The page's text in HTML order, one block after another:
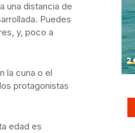
una distancia de
Puedes
y, poco a
la cuna o el
protagonistas
edad es